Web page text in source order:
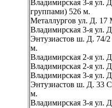
Владимирская 3-я ул.
группами) 526 м.
Металлургов ул. Д. 17
Владимирская 3-я ул.
Энтузиастов ш. Д. 74/
м.
Владимирская 2-я
Владимирская 2-я ул.
Владимирская 3-я ул.
Энтузиастов ш. Д. 33
м.
Владимирская 3-я ул.